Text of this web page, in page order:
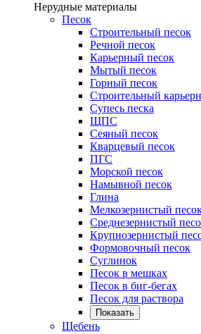
Нерудные материалы
Песок
Строительный песок
Речной песок
Карьерный песок
Мытый песок
Горный песок
Строительный
Супесь песка
ЩПС
Сеяный песок
Кварцевый песок
ПГС
Морской песок
Намывной песок
Глина
Мелкозернистый
Среднезернистый
Крупнозернистый
Формовочный песок
Суглинок
Песок в мешках
Песок в биг-бегах
Песок для раствора
Показать
Щебень